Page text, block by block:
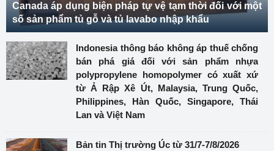
Canada áp dụng biện pháp tự vệ tạm thời đối với một
số sản phẩm tủ gỗ và tủ lavabo nhập khẩu
Indonesia thông báo không áp thuế chống
bán phá giá đối với sản phẩm nhựa
polypropylene homopolymer có xuất xứ
từ Ả Rập Xê Út, Malaysia, Trung Quốc,
Philippines, Hàn Quốc, Singapore, Thái
Lan và Việt Nam
Bản tin Thị trường Úc từ 31/7-7/8/2026